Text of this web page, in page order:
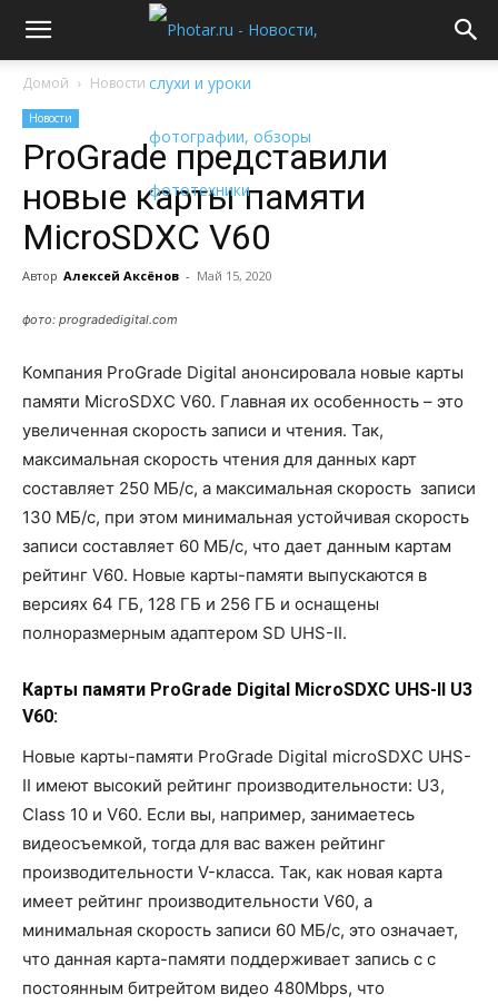
Домой Новости
Новости
ProGrade представили
новые карты памяти
MicroSDXC V60
Автор Алексей Аксёнов - Май 15, 2020
фото: progradedigital.com
Компания ProGrade Digital анонсировала новые карты
памяти MicroSDXC V60. Главная их особенность – это
увеличенная скорость записи и чтения. Так,
максимальная скорость чтения для данных карт
составляет 250 МБ/с, а максимальная скорость записи
130 МБ/с, при этом минимальная устойчивая скорость
записи составляет 60 МБ/с, что дает данным картам
рейтинг V60. Новые карты-памяти выпускаются в
версиях 64 ГБ, 128 ГБ и 256 ГБ и оснащены
полноразмерным адаптером SD UHS-II.
Карты памяти ProGrade Digital MicroSDXC UHS-II U3
​​V60:
Новые карты-памяти ProGrade Digital microSDXC UHS-
II имеют высокий рейтинг производительности: U3,
Class 10 и V60. Если вы, например, занимаетесь
видеосъемкой, тогда для вас важен рейтинг
производительности V-класса. Так, как новая карта
имеет рейтинг производительности V60, а
минимальная скорость записи 60 МБ/с, это означает,
что данная карта-памяти поддерживает запись с с
постоянным битрейтом видео 480Mbps, что